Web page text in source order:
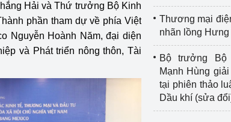
Điểm báo
Nông Lâm Thủy sản
lực
Tổ chức kiểm định kỹ thuật an toàn lao
Hải và Thứ trưởng Bộ Kinh
phần tham dự về phía Việt
Nguyễn Hoành Năm, đại diện
và Phát triển nông thôn, Tài
Thương mại
nhãn lồng Hưng
Bộ trưởng
Mạnh Hùng
tại phiên thảo
Dầu khí (sửa